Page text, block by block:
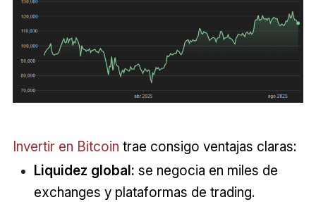
Invertir en Bitcoin trae consigo ventajas claras:
Liquidez global: se negocia en miles de
exchanges y plataformas de trading.